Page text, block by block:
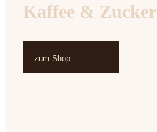
Kaffee & Zucker
zum Shop